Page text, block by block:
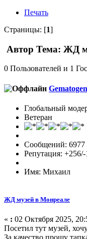
Печать
Страницы: [1]
Автор Тема: ЖД
0 Пользователей и 1
Gematogen
Глобальный
Ветеран
Сообщений: 6977
Репутация: +256/-
Имя: Михаил
ЖД музей в Монреале
« : 02 Октября 2025,
Посетил тут музей,